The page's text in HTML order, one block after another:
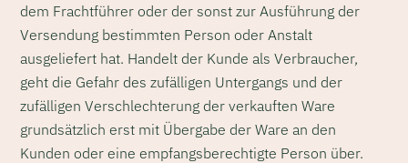
dem Frachtführer oder der sonst zur Ausführung der
Versendung bestimmten Person oder Anstalt
ausgeliefert hat. Handelt der Kunde als Verbraucher,
geht die Gefahr des zufälligen Untergangs und der
zufälligen Verschlechterung der verkauften Ware
grundsätzlich erst mit Übergabe der Ware an den
Kunden oder eine empfangsberechtigte Person über.